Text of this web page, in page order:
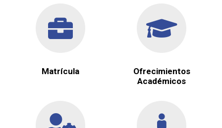
Matrícula
Ofrecimientos
Académicos